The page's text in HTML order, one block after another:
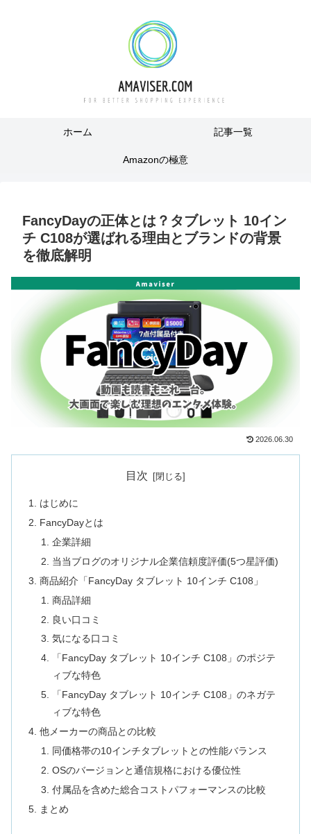
ホーム 記事一覧
Amazonの極意
FancyDayの正体とは？タブレット 10イン
チ C108が選ばれる理由とブランドの背景
を徹底解明
2026.06.30
目次
はじめに
FancyDayとは
企業詳細
当当ブログのオリジナル企業信頼度評価(5つ星評価)
商品紹介「FancyDay タブレット 10インチ C108」
商品詳細
良い口コミ
気になる口コミ
「FancyDay タブレット 10インチ C108」のポジテ
ィブな特色
「FancyDay タブレット 10インチ C108」のネガテ
ィブな特色
他メーカーの商品との比較
同価格帯の10インチタブレットとの性能バランス
OSのバージョンと通信規格における優位性
付属品を含めた総合コストパフォーマンスの比較
まとめ